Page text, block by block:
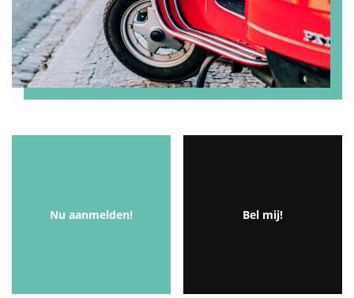
Nu aanmelden! Bel mij!